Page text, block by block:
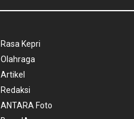
Rasa Kepri
Olahraga
Artikel
Redaksi
ANTARA Foto